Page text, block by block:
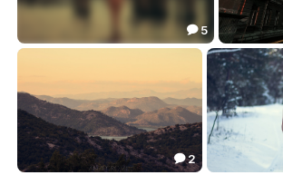
Step away...
 5
***
13.67
 2